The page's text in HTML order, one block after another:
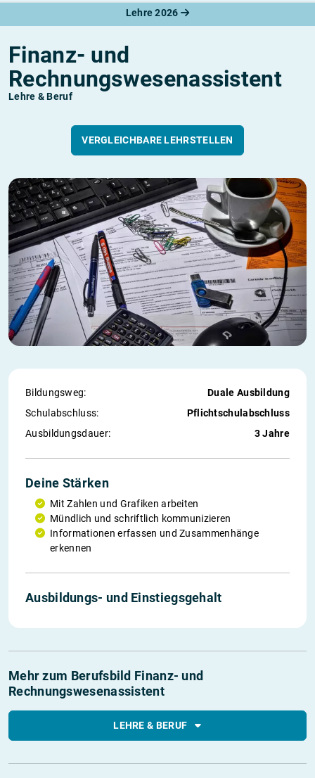
Lehre 2026
Finanz- und
Rechnungswesenassistent
Lehre & Beruf
VERGLEICHBARE LEHRSTELLEN
Bildungsweg:
Duale Ausbildung
Schul­abschluss:
Pflichtschulabschluss
Ausbildungs­dauer:
3 Jahre
Deine Stärken
Mit Zahlen und Grafiken arbeiten
Mündlich und schriftlich kommunizieren
Informationen erfassen und Zusammenhänge
erkennen
Ausbildungs- und Einstiegs­gehalt
Mehr zum Berufsbild Finanz- und
Rechnungswesenassistent
LEHRE & BERUF